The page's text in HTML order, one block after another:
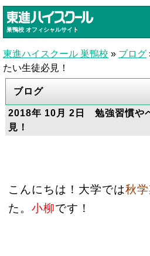
巣鴨校 オフィシャルサイト
東進ハイスクール 巣鴨校 » ブログ
たい生徒必見！
ブログ
2018年 10月 2日 勉強習慣や
見！
こんにちは！大学では秋学
た。 小柳です！